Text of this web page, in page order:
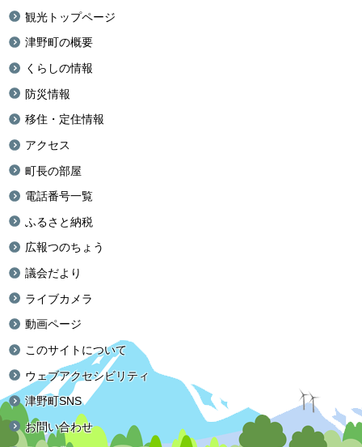
観光トップページ
津野町の概要
くらしの情報
防災情報
移住・定住情報
アクセス
町長の部屋
電話番号一覧
ふるさと納税
広報つのちょう
議会だより
ライブカメラ
動画ページ
このサイトについて
ウェブアクセシビリティ
津野町SNS
お問い合わせ